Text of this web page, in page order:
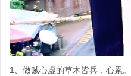
1、做贼心虚的草木皆兵，心累。